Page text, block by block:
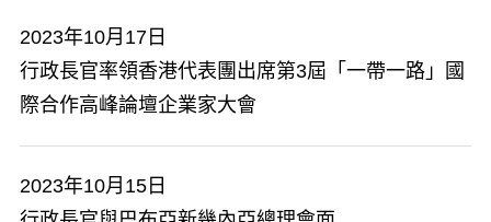
2023年10月17日
行政長官率領香港代表團出席第3屆「一帶一路」國
際合作高峰論壇企業家大會
2023年10月15日